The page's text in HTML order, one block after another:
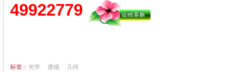
49922779
标签： 光学 透镜 几何